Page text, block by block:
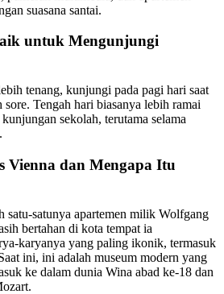
suasana santai.
untuk Mengunjungi
tenang, kunjungi pada pagi hari saat
Tengah hari biasanya lebih ramai
sekolah, terutama selama
Vienna dan Mengapa Itu
satu-satunya apartemen milik Wolfgang
bertahan di kota tempat ia
karyanya yang paling ikonik, termasuk
ini, ini adalah museum modern yang
ke dalam dunia Wina abad ke-18 dan